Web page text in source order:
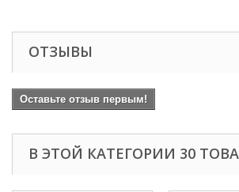
ОТЗЫВЫ
Оставьте отзыв первым!
В ЭТОЙ КАТЕГОРИИ 30